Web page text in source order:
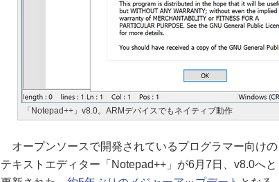
「Notepad++」v8.0。ARMデバイスでもネイティブ動作
オープンソースで開発されているプログラマー向けの
テキストエディター「Notepad++」が6月7日、v8.0へと